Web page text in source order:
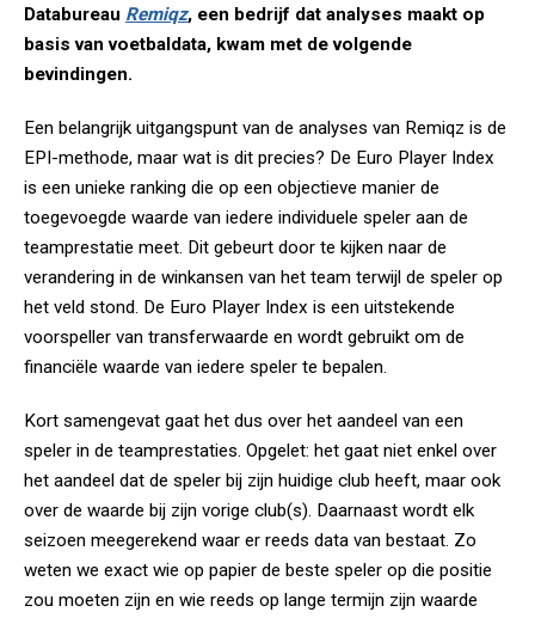
Databureau Remiqz, een bedrijf dat analyses maakt op
basis van voetbaldata, kwam met de volgende
bevindingen.
Een belangrijk uitgangspunt van de analyses van Remiqz is de
EPI-methode, maar wat is dit precies? De Euro Player Index
is een unieke ranking die op een objectieve manier de
toegevoegde waarde van iedere individuele speler aan de
teamprestatie meet. Dit gebeurt door te kijken naar de
verandering in de winkansen van het team terwijl de speler op
het veld stond. De Euro Player Index is een uitstekende
voorspeller van transferwaarde en wordt gebruikt om de
financiële waarde van iedere speler te bepalen.
Kort samengevat gaat het dus over het aandeel van een
speler in de teamprestaties. Opgelet: het gaat niet enkel over
het aandeel dat de speler bij zijn huidige club heeft, maar ook
over de waarde bij zijn vorige club(s). Daarnaast wordt elk
seizoen meegerekend waar er reeds data van bestaat. Zo
weten we exact wie op papier de beste speler op die positie
zou moeten zijn en wie reeds op lange termijn zijn waarde